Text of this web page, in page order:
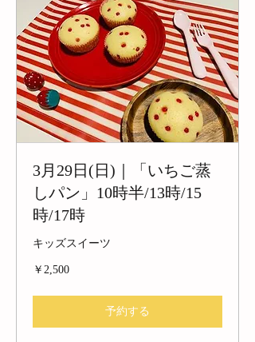
3月29日(日)｜「いちご蒸
しパン」10時半/13時/15
時/17時
キッズスイーツ
2,500
円
￥2,500
予約する